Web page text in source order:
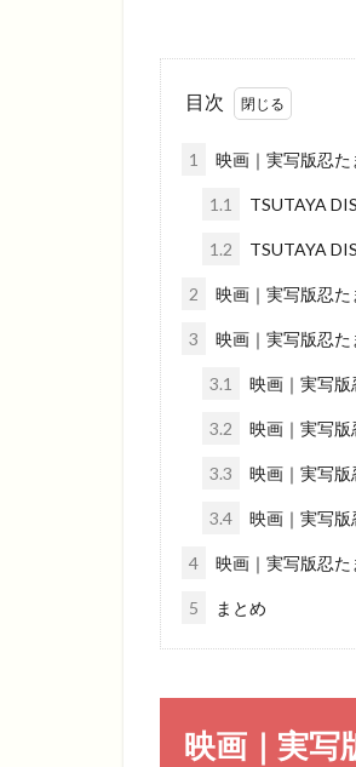
目次
1 映画｜実写版忍
1.1 TSUTAYA
1.2 TSUTAYA
2 映画｜実写版忍
3 映画｜実写版忍
3.1 映画｜実写版
3.2 映画｜実写版
3.3 映画｜実写
3.4 映画｜実写
4 映画｜実写版忍
5 まとめ
映画｜実写